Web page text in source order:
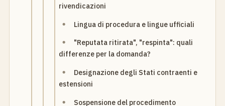
rivendicazioni
Lingua di procedura e lingue ufficiali
"Reputata ritirata", "respinta": quali
differenze per la domanda?
Designazione degli Stati contraenti e
estensioni
Sospensione del procedimento